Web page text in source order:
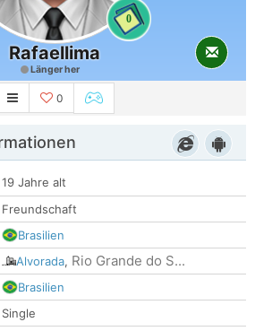
0
Rafaellima
Länger her
0
19 Jahre alt
Freundschaft
Brasilien
Alvorada, Rio Grande do S...
Brasilien
Single